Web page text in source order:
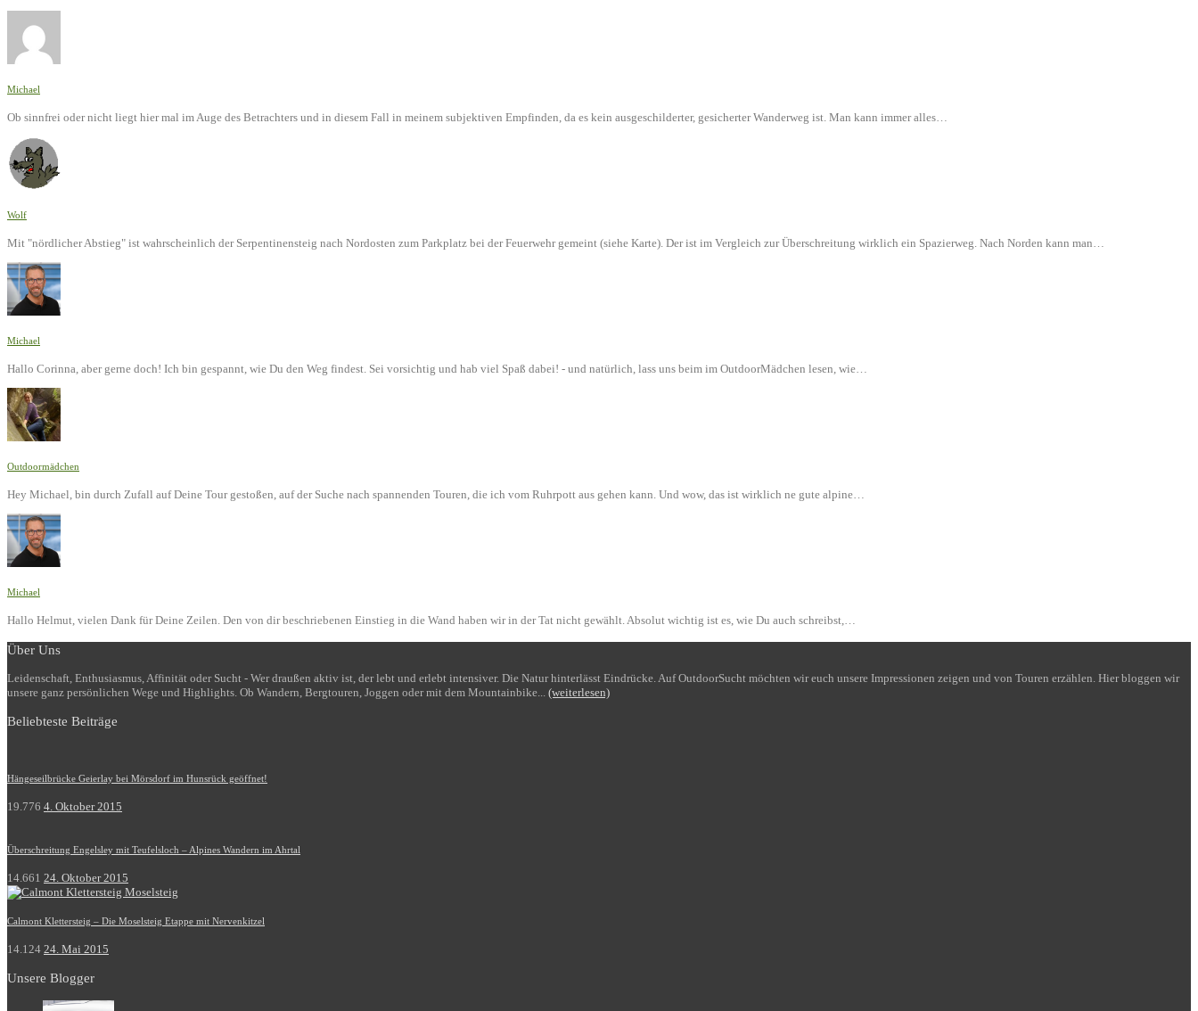
Michael
Ob sinnfrei oder nicht liegt hier mal im Auge des Betrachters und in diesem Fall in meinem subjektiven Empfinden, da es kein ausgeschilderter, gesicherter Wanderweg ist. Man kann immer alles…
Wolf
Mit "nördlicher Abstieg" ist wahrscheinlich der Serpentinensteig nach Nordosten zum Parkplatz bei der Feuerwehr gemeint (siehe Karte). Der ist im Vergleich zur Überschreitung wirklich ein Spazierweg. Nach Norden kann man…
Michael
Hallo Corinna, aber gerne doch! Ich bin gespannt, wie Du den Weg findest. Sei vorsichtig und hab viel Spaß dabei! - und natürlich, lass uns beim im OutdoorMädchen lesen, wie…
Outdoormädchen
Hey Michael, bin durch Zufall auf Deine Tour gestoßen, auf der Suche nach spannenden Touren, die ich vom Ruhrpott aus gehen kann. Und wow, das ist wirklich ne gute alpine…
Michael
Hallo Helmut, vielen Dank für Deine Zeilen. Den von dir beschriebenen Einstieg in die Wand haben wir in der Tat nicht gewählt. Absolut wichtig ist es, wie Du auch schreibst,…
Über Uns
Leidenschaft, Enthusiasmus, Affinität oder Sucht - Wer draußen aktiv ist, der lebt und erlebt intensiver. Die Natur hinterlässt Eindrücke. Auf OutdoorSucht möchten wir euch unsere Impressionen zeigen und von Touren erzählen. Hier bloggen wir
unsere ganz persönlichen Wege und Highlights. Ob Wandern, Bergtouren, Joggen oder mit dem Mountainbike... (weiterlesen)
Beliebteste Beiträge
Hängeseilbrücke Geierlay bei Mörsdorf im Hunsrück geöffnet!
19.776 4. Oktober 2015
Überschreitung Engelsley mit Teufelsloch – Alpines Wandern im Ahrtal
14.661 24. Oktober 2015
Calmont Klettersteig – Die Moselsteig Etappe mit Nervenkitzel
14.124 24. Mai 2015
Unsere Blogger